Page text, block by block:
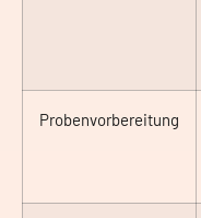
Probenvorbereitung